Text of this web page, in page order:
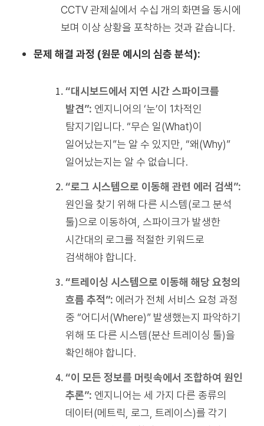
CCTV 관제실에서 수십 개의 화면을 동시에
보며 이상 상황을 포착하는 것과 같습니다.
문제 해결 과정 (원문 예시의 심층 분석):
“대시보드에서 지연 시간 스파이크를
발견”: 엔지니어의 ‘눈’이 1차적인
탐지기입니다. “무슨 일(What)이
일어났는지”는 알 수 있지만, “왜(Why)”
일어났는지는 알 수 없습니다.
“로그 시스템으로 이동해 관련 에러 검색”:
원인을 찾기 위해 다른 시스템(로그 분석
툴)으로 이동하여, 스파이크가 발생한
시간대의 로그를 적절한 키워드로
검색해야 합니다.
“트레이싱 시스템으로 이동해 해당 요청의
흐름 추적”: 에러가 전체 서비스 요청 과정
중 “어디서(Where)” 발생했는지 파악하기
위해 또 다른 시스템(분산 트레이싱 툴)을
확인해야 합니다.
“이 모든 정보를 머릿속에서 조합하여 원인
추론”: 엔지니어는 세 가지 다른 종류의
데이터(메트릭, 로그, 트레이스)를 각기